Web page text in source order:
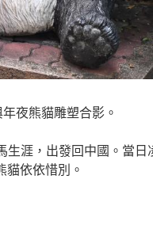
夜熊貓雕塑合影。
生涯，出發回中國。當
貓依依惜別。